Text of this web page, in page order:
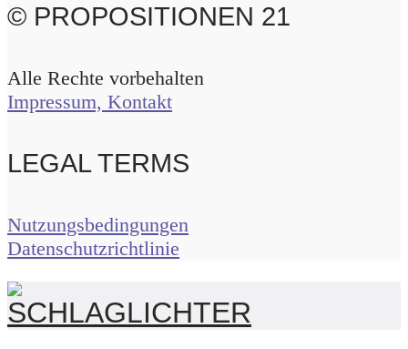
© PROPOSITIONEN 21
Alle Rechte vorbehalten
Impressum, Kontakt
LEGAL TERMS
Nutzungsbedingungen
Datenschutzrichtlinie